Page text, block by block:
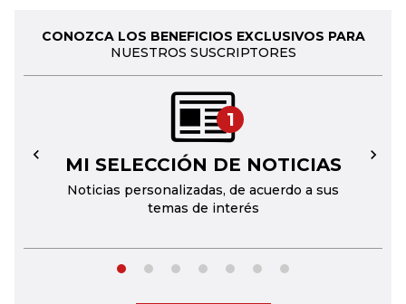
CONOZCA LOS BENEFICIOS EXCLUSIVOS PARA
NUESTROS SUSCRIPTORES
1
MI SELECCIÓN DE NOTICIAS
Noticias personalizadas, de acuerdo a sus
temas de interés
← →